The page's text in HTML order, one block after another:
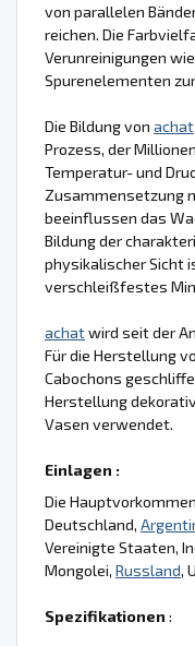
von parallelen
reichen. Die
Verunreinigungen
Spurenelementen
Die Bildung von achat
Prozess, der
Temperatur- und
Zusammensetzung
beeinflussen das
Bildung der
physikalischer Sicht
verschleißfestes
achatwird seit der
Für die Herstellung
Cabochons
Herstellung
Vasen verwendet.
Einlagen :
Die
Deutschland,
Vereinigte Staaten,
Mongolei, Russland,
Spezifikationen :